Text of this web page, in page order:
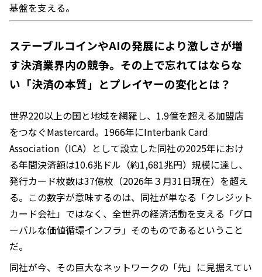
基盤を支える。
ステーブルコインやAIの発展により激しさが増
す決済業界内の競争。その上で忘れてはならな
い「決済の本質」とプレイヤーの変化とは？
世界220以上の国と地域を網羅し、1.9億を超える加盟店
をつなぐMastercard。1966年にInterbank Card
Association（ICA）として設立した同社の2025年におけ
る年間決済額は10.6兆ドル（約1,681兆円）規模に達し、
発行カード枚数は37億枚（2026年３月31日現在）を超え
る。この数字が意味するのは、同社が単なる「クレジット
カード会社」ではなく、全世界の経済活動を支える「グロ
ーバルな価値循環インフラ」そのものであるということ
だ。
同社が今、その巨大なネットワークの「先」に見据えてい